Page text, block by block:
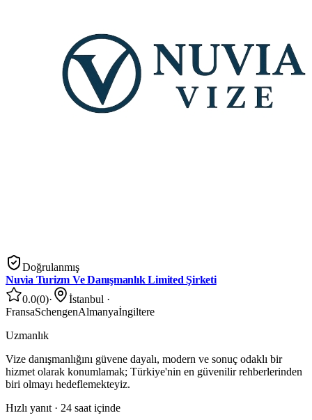
Doğrulanmış
Nuvia Turizm Ve Danışmanlık Limited Şirketi
0.0(0)· İstanbul ·
FransaSchengenAlmanyaİngiltere
Uzmanlık
Vize danışmanlığını güvene dayalı, modern ve sonuç odaklı bir
hizmet olarak konumlamak; Türkiye'nin en güvenilir rehberlerinden
biri olmayı hedeflemekteyiz.
Hızlı yanıt · 24 saat içinde